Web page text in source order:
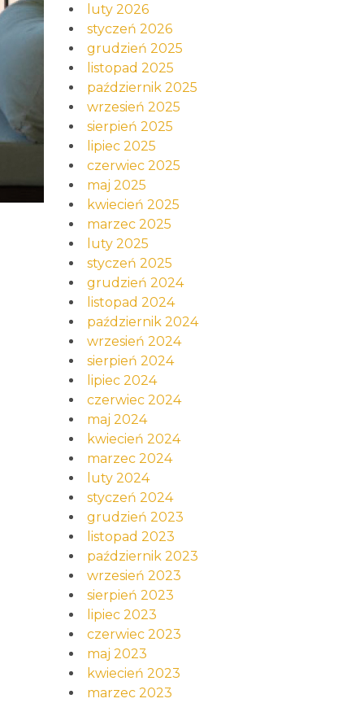
luty 2026
styczeń 2026
grudzień 2025
listopad 2025
październik 2025
wrzesień 2025
sierpień 2025
lipiec 2025
czerwiec 2025
maj 2025
kwiecień 2025
marzec 2025
luty 2025
styczeń 2025
grudzień 2024
listopad 2024
październik 2024
wrzesień 2024
sierpień 2024
lipiec 2024
czerwiec 2024
maj 2024
kwiecień 2024
marzec 2024
luty 2024
styczeń 2024
grudzień 2023
listopad 2023
październik 2023
wrzesień 2023
sierpień 2023
lipiec 2023
czerwiec 2023
maj 2023
kwiecień 2023
marzec 2023